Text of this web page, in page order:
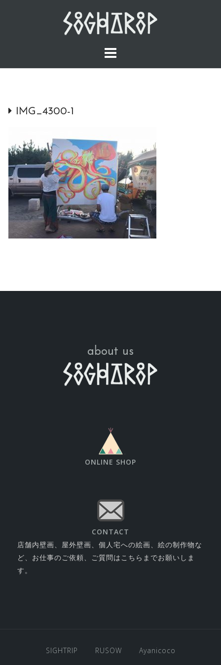
IMG_4300-1
about us
ONLINE SHOP
CONTACT
店舗内壁画、屋外壁画、個人宅への絵画、絵の制作物な
ど、お仕事のご依頼、ご質問はこちらまでお願いしま
す。
SIGHTRIP RUSOW Ayanicoco